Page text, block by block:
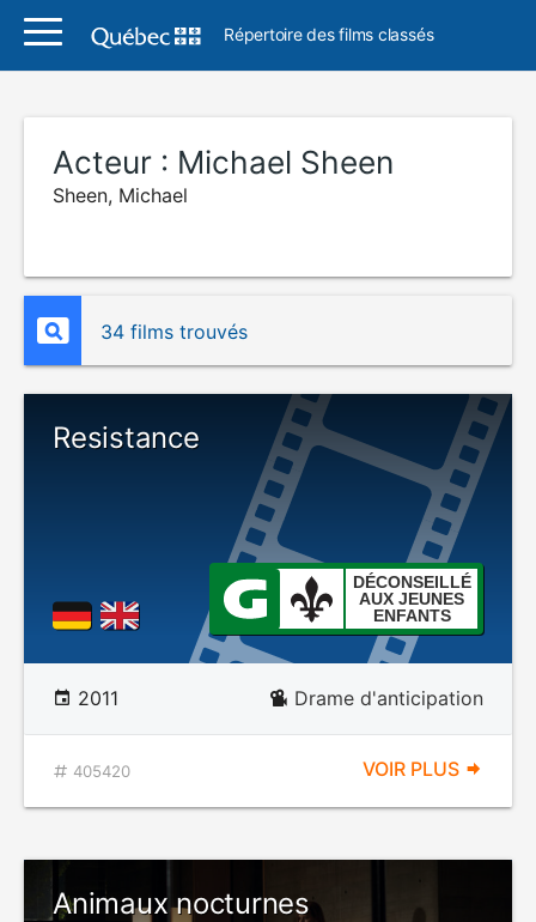
Répertoire des films classés
Acteur : Michael Sheen
Sheen, Michael
34 films trouvés
Resistance
DÉCONSEILLÉ
AUX JEUNES
ENFANTS
2011 Drame d'anticipation
405420 VOIR PLUS
Animaux nocturnes